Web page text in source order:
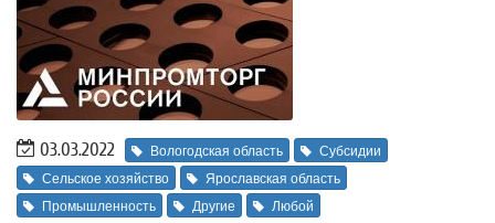
03.03.2022 Вологодская область
Субсидии
Сельское хозяйство
Ярославская область
Промышленность
Другие Любой